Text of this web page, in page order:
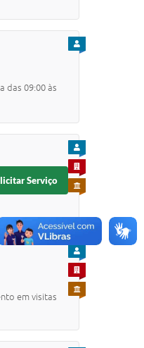
das 09:00 às
PARA CIDADÃO
PARA CIDADÃO
PARA EMPRESA
PARA SERVIDOR
Serviço
em visitas
PARA CIDADÃO
PARA EMPRESA
PARA SERVIDOR